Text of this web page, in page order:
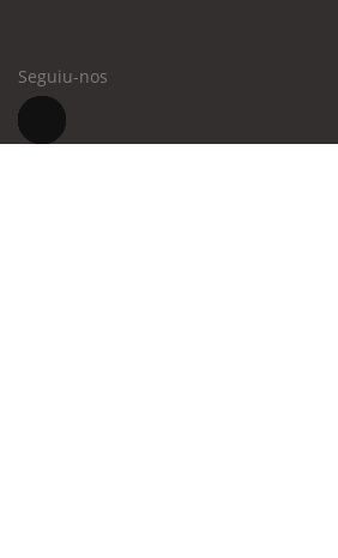
Seguiu-nos